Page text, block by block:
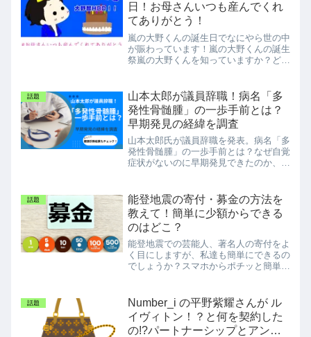
日！お母さんいつも産んでくれ
てありがとう！
嵐の大野くんの誕生日でなにやら世の中
が賑わっています！嵐の大野くんの誕生
祭嵐の大野くんを知っていますか？どう
メンバーでリーダー。大野智（おおのさ
とし）くんです。2023...
話題
山本太郎が議員辞職！病名「多
発性骨髄腫」の一歩手前とは？
早期発見の経緯を調査
山本太郎氏が議員辞職を発表。病名「多
発性骨髄腫」の一歩手前とは？なぜ自覚
症状がないのに早期発見できたのか、血
血液検査の項目（総蛋白・A/G比・貧血
数値など）も詳しく紹介します。
話題
能登地震の寄付・募金の方法を
教えて！簡単に少額からできる
のはどこ？
能登地震での芸能人、著名人の寄付をよ
く目にしますが、私達も簡単にできるの
でしょうか？スマホからポチッと簡単に
話題
Number_i の平野紫耀さんが ル
イヴィトン！？と何を契約した
の!?パートナーシップとアンバ